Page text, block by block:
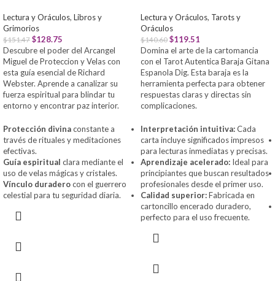
Lectura y Oráculos, Libros y
Grimorios
$151.47 $128.75
Descubre el poder del Arcangel
Miguel de Proteccion y Velas con
esta guía esencial de Richard
Webster. Aprende a canalizar su
fuerza espiritual para blindar tu
entorno y encontrar paz interior.
Protección divinaconstante a
través de rituales y meditaciones
efectivas.
Guía espiritual clara mediante el
uso de velas mágicas y cristales.
Vínculo duraderocon el guerrero
celestial para tu seguridad diaria.
Lectura y Oráculos, Tarots y
Oráculos
$140.60 $119.51
Domina el arte de la cartomancia
con el Tarot Autentica Baraja Gitana
Espanola Dig. Esta baraja es la
herramienta perfecta para obtener
respuestas claras y directas sin
complicaciones.
Interpretación intuitiva:Cada
carta incluye significados impresos
para lecturas inmediatas y precisas.
Aprendizaje acelerado: Ideal para
principiantes que buscan resultados
profesionales desde el primer uso.
Calidad superior:Fabricada en
cartoncillo encerado duradero,
perfecto para el uso frecuente.